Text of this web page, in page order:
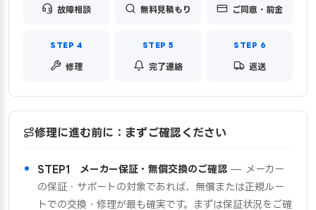
故障相談 無料見積もり ご同意・前金
修理 完了連絡 返送
修理に進む前に：まずご確認ください
STEP1 メーカー保証・無償交換のご確認 — メーカー
の保証・サポートの対象であれば、無償または正規ルー
トでの交換・修理が最も確実です。まずは保証状況をご確